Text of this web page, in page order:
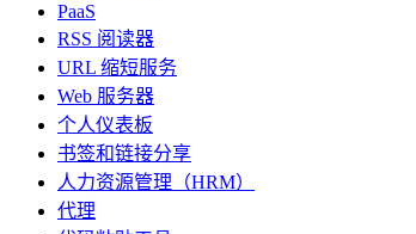
PaaS
RSS 阅读器
URL 缩短服务
Web 服务器
个人仪表板
书签和链接分享
人力资源管理（HRM）
代理